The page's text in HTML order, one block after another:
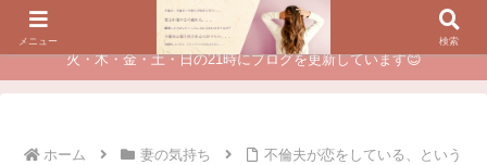
夫に不倫されたつらい経験が、あなたのチャンスに変わるカウンセリング
火・木・金・土・日の21時にブログを更新しています😊
ホーム 妻の気持ち
不倫夫が恋をしている、という
メニュー 検索